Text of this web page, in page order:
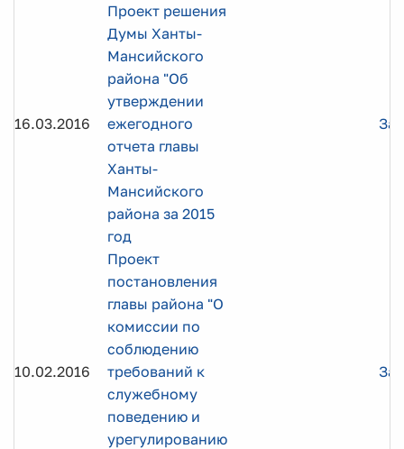
16.03.2016
Проект решения
Думы Ханты-
Мансийского
района "Об
утверждении
ежегодного
отчета главы
Ханты-
Мансийского
района за 2015
год
10.02.2016
Проект
постановления
главы района "О
комиссии по
соблюдению
требований к
служебному
поведению и
урегулированию